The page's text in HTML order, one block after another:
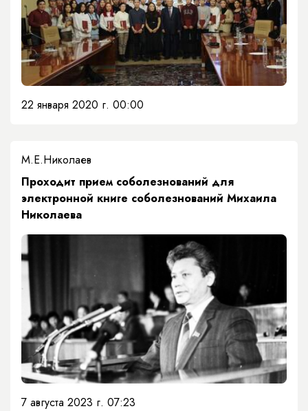
22 января 2020 г. 00:00
М.Е.Николаев
Проходит прием соболезнований для
электронной книге соболезнований Михаила
Николаева
7 августа 2023 г. 07:23